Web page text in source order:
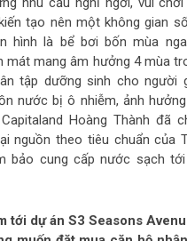
tạo nên một không gian
hình là bể bơi bốn mùa
mát mang âm hưởng 4 mùa
tập dưỡng sinh cho người
nước bị ô nhiễm, ảnh
Hoàng Thành đã
nguồn theo tiêu chuẩn của
bảo cung cấp nước sạch
tới dự án S3 Seasons